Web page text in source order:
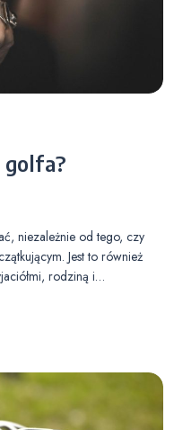
golfa?
niezależnie od tego, czy
Jest to również
rodziną i…